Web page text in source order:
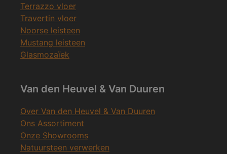
Terrazzo vloer
Travertin vloer
Noorse leisteen
Mustang leisteen
Glasmozaïek
Van den Heuvel & Van Duuren
Over Van den Heuvel & Van Duuren
Ons Assortiment
Onze Showrooms
Natuursteen verwerken